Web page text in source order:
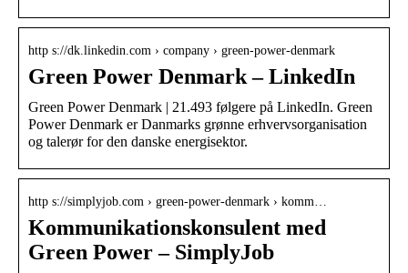
http s://dk.linkedin.com › company › green-power-denmark
Green Power Denmark – LinkedIn
Green Power Denmark | 21.493 følgere på LinkedIn. Green
Power Denmark er Danmarks grønne erhvervsorganisation
og talerør for den danske energisektor.
http s://simplyjob.com › green-power-denmark › komm…
Kommunikationskonsulent med
Green Power – SimplyJob